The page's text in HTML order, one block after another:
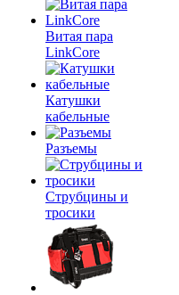
Витая пара
LinkCore
Катушки
кабельные
Разъемы
Струбцины и
тросики